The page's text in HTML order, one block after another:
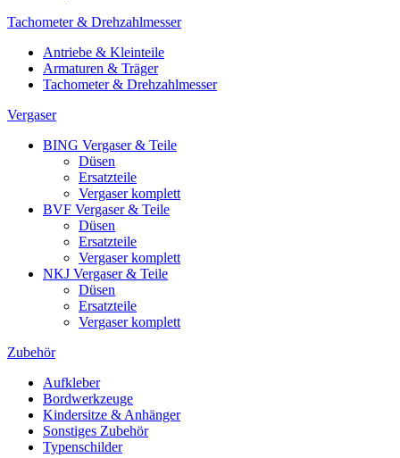
Tachometer & Drehzahlmesser
Antriebe & Kleinteile
Armaturen & Träger
Tachometer & Drehzahlmesser
Vergaser
BING Vergaser & Teile
Düsen
Ersatzteile
Vergaser komplett
BVF Vergaser & Teile
Düsen
Ersatzteile
Vergaser komplett
NKJ Vergaser & Teile
Düsen
Ersatzteile
Vergaser komplett
Zubehör
Aufkleber
Bordwerkzeuge
Kindersitze & Anhänger
Sonstiges Zubehör
Typenschilder